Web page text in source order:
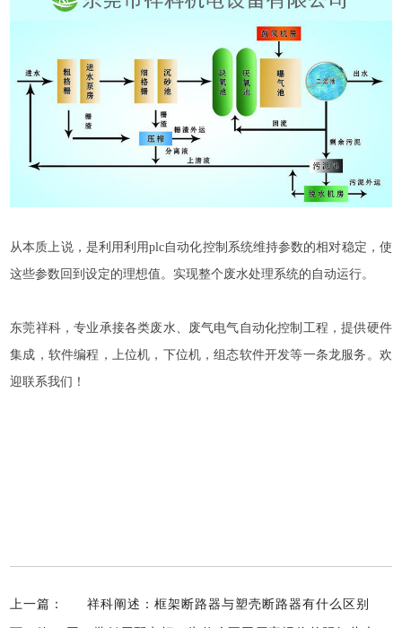
从本质上说，是利用利用plc自动化控制系统维持参数的相对稳定，使
这些参数回到设定的理想值。实现整个废水处理系统的自动运行。
东莞祥科，专业承接各类废水、废气电气自动化控制工程，提供硬件
集成，软件编程，上位机，下位机，组态软件开发等一条龙服务。欢
迎联系我们！
上一篇： 祥科阐述：框架断路器与塑壳断路器有什么区别